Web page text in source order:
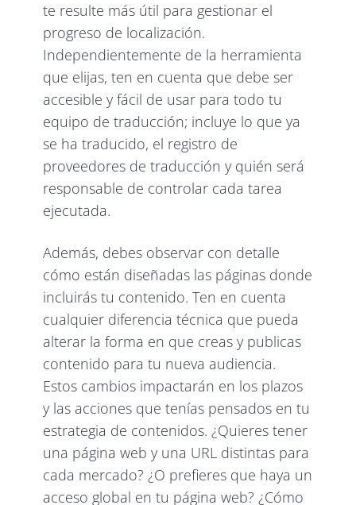
te resulte más útil para gestionar el
progreso de localización.
Independientemente de la herramienta
que elijas, ten en cuenta que debe ser
accesible y fácil de usar para todo tu
equipo de traducción; incluye lo que ya
se ha traducido, el registro de
proveedores de traducción y quién será
responsable de controlar cada tarea
ejecutada.
Además, debes observar con detalle
cómo están diseñadas las páginas donde
incluirás tu contenido. Ten en cuenta
cualquier diferencia técnica que pueda
alterar la forma en que creas y publicas
contenido para tu nueva audiencia.
Estos cambios impactarán en los plazos
y las acciones que tenías pensados en tu
estrategia de contenidos. ¿Quieres tener
una página web y una URL distintas para
cada mercado? ¿O prefieres que haya un
acceso global en tu página web? ¿Cómo